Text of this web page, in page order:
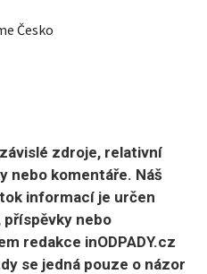
Česko
zdroje, relativní
nebo komentáře. Náš
informací je určen
nebo
redakce inODPADY.cz
se jedná pouze o názor